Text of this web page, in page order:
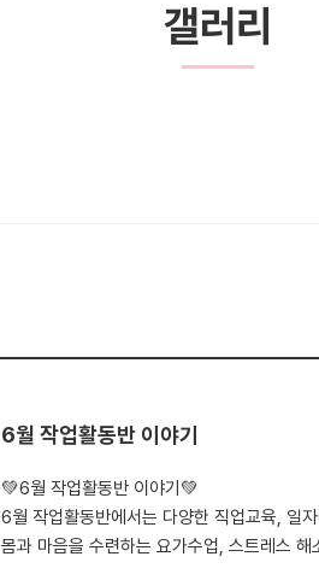
갤러리
6월 작업활동반 이야기
💚6월 작업활동반 이야기💚
6월 작업활동반에서는 다양한 직업교육, 일
몸과 마음을 수련하는 요가수업, 스트레스 해소와 체력증진을 위한 댄스수업, 협력업체에